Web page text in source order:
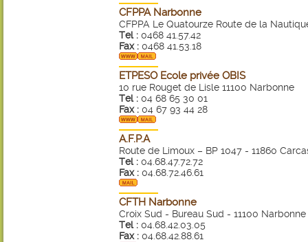
CFPPA Narbonne
CFPPA Le Quatourze Route de la
Tel : 0468 41.57.42
Fax : 0468 41.53.18
ETPESO Ecole privée OBIS
10 rue Rouget de Lisle 11100 Narbonne
Tel : 04 68 65 30 01
Fax : 04 67 93 44 28
A.F.P.A
Route de Limoux – BP 1047 - 11860
Tel : 04.68.47.72.72
Fax : 04.68.72.46.61
CFTH Narbonne
Croix Sud - Bureau Sud - 11100 Narbonne
Tel : 04.68.42.03.05
Fax : 04.68.42.88.61